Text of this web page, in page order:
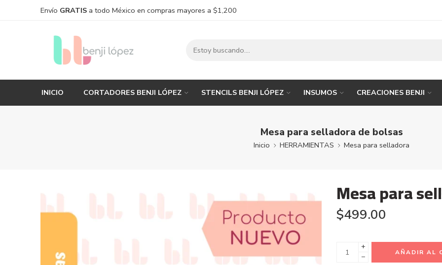
Envío GRATIS a todo México en compras mayores a $1,200
INICIO CORTADORES BENJI LÓPEZ STENCILS BENJI LÓPEZ INSUMOS CREACIONES BENJI
Mesa para selladora de bolsas
Inicio HERRAMIENTAS Mesa para selladora
Mesa para
$499.00
+
−
AÑADIR AL